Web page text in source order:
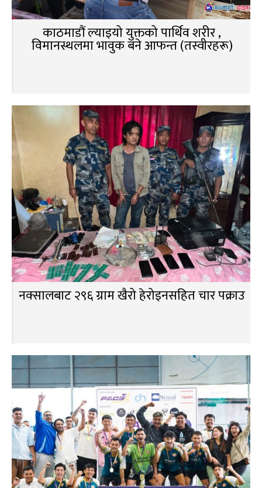
काठमाडौं ल्याइयो युक्तको पार्थिव शरीर ,
विमानस्थलमा भावुक बने आफन्त (तस्वीरहरू)
नक्सालबाट २९६ ग्राम खैरो हेरोइनसहित चार पक्राउ